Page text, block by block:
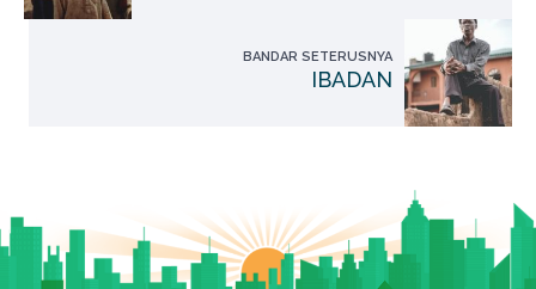
BANDAR SETERUSNYA
IBADAN